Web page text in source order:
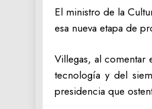
El ministro de la
esa nueva etapa de
Villegas, al
tecnología y del
presidencia que